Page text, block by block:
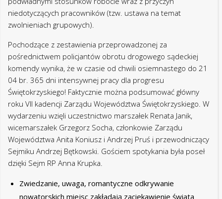
niedotyczących pracowników (tzw. ustawa na temat
zwolnieniach grupowych).
Pochodzące z zestawienia przeprowadzonej za
pośrednictwem policjantów obrotu drogowego sądeckiej
komendy wynika, że w czasie od chwili osiemnastego do 21
04 br. 365 dni intensywnej pracy dla progresu
Świętokrzyskiego! Faktycznie można podsumować główny
roku VII kadencji Zarządu Województwa Świętokrzyskiego. W
wydarzeniu wzięli uczestnictwo marszałek Renata Janik,
wicemarszałek Grzegorz Socha, członkowie Zarządu
Województwa Anita Koniusz i Andrzej Pruś i przewodniczący
Sejmiku Andrzej Bętkowski. Gościem spotykania była poseł
dzięki Sejm RP Anna Krupka.
Zwiedzanie, uwaga, romantyczne odkrywanie
nowatorskich miejsc zakładają zaciekawienie świata